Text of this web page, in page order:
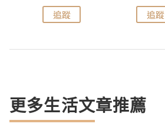
追蹤 追蹤
更多生活文章推薦